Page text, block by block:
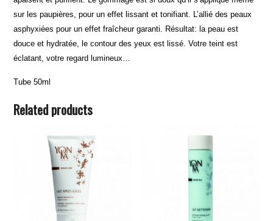
sur les paupières, pour un effet lissant et tonifiant. L’allié des peaux
asphyxiées pour un effet fraîcheur garanti. Résultat: la peau est
douce et hydratée, le contour des yeux est lissé. Votre teint est
éclatant, votre regard lumineux…
Tube 50ml
Related products